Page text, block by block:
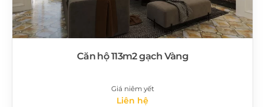
Căn hộ 113m2 gạch Vàng
Giá niêm yết
Liên hệ